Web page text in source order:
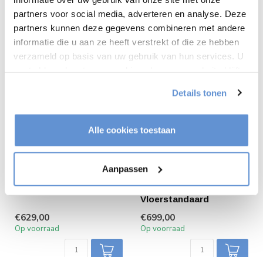
partners voor social media, adverteren en analyse. Deze
partners kunnen deze gegevens combineren met andere
informatie die u aan ze heeft verstrekt of die ze hebben
verzameld op basis van uw gebruik van hun services. U
Details tonen
Alle cookies toestaan
Aanpassen
Vloerstandaard
€629,00
Op voorraad
Neomounts FL55-
hoogte verstelbare TV
Vloerstandaard
€699,00
Op voorraad